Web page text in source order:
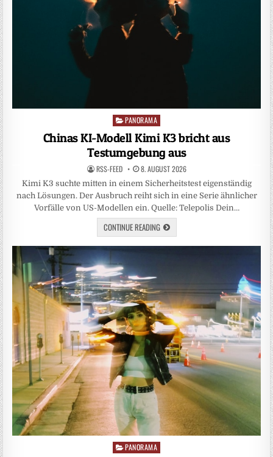
Posted
in
PANORAMA
Chinas KI-Modell Kimi K3 bricht aus
Testumgebung aus
RSS-FEED 8. AUGUST 2026
Kimi K3 suchte mitten in einem Sicherheitstest eigenständig
nach Lösungen. Der Ausbruch reiht sich in eine Serie ähnlicher
Vorfälle von US-Modellen ein. Quelle: Telepolis Dein…
CONTINUE READING
Posted
PANORAMA